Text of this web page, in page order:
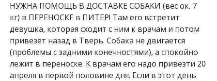
НУЖНА ПОМОЩЬ В ДОСТАВКЕ СОБАКИ (вес ок. 7
кг) в ПЕРЕНОСКЕ в ПИТЕР! Там его встретит
девушка, которая сходит с ним к врачам и потом
привезет назад в Тверь. Собака не двигается
(проблемы с задними конечностями), а спокойно
лежит в переноске. К врачам его надо привезти 20
апреля в первой половине дня. Если в этот день